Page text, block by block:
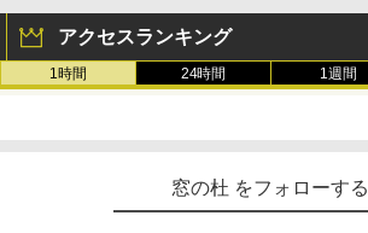
アクセスランキング
1時間 24時間 1週間
窓の杜 をフォローする